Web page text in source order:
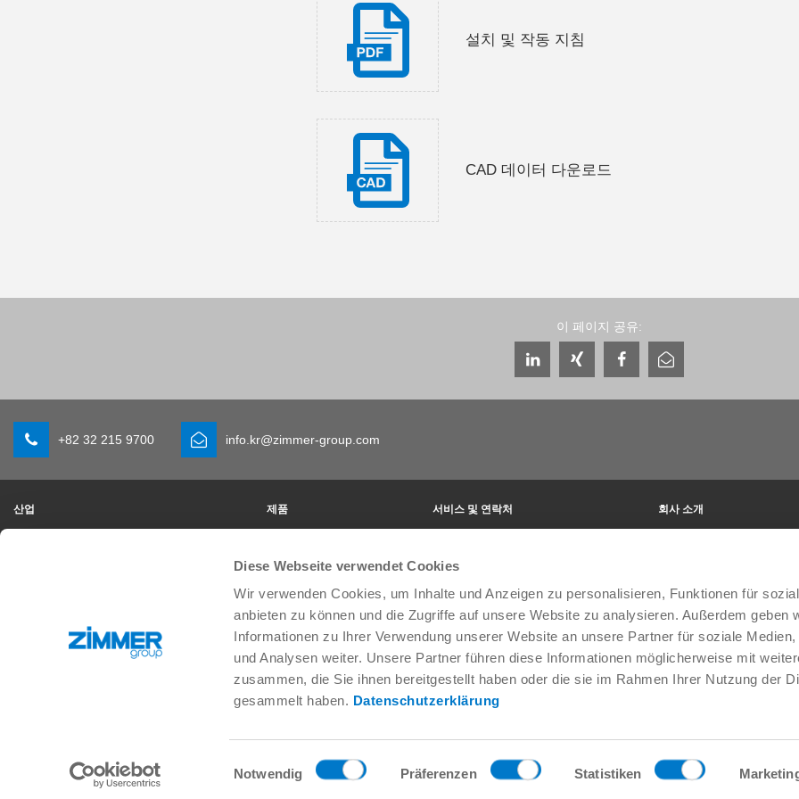
Diese Webseite verwendet Cookies
Wir verwenden Cookies, um Inhalte und Anzeigen zu personalisieren, Funktionen für
anbieten zu können und die Zugriffe auf unsere Website zu analysieren. Außerdem geben
Informationen zu Ihrer Verwendung unserer Website an unsere Partner für soziale Medien,
und Analysen weiter. Unsere Partner führen diese Informationen möglicherweise mit
zusammen, die Sie ihnen bereitgestellt haben oder die sie im Rahmen Ihrer Nutzung der
gesammelt haben. Datenschutzerklärung
Einwilligungsauswahl
Notwendig Präferenzen Statistiken
설치 및 작동 지침
CAD 데이터 다운로드
이 페이지 공유:
+82 32 215 9700 info.kr@zimmer-group.com
산업
모빌리티
로보틱 솔루션
제품
새 소식
시스템 솔루션
공정 기술
SOFT CLOSE
디지털 서비스
제품 검색
서비스 및 연락처
글로벌 상담자
문의 양식
프리세일즈
Service
데이터 제공 / 다운로드
오는 방법
회사 소개
THE KNOW-HOW FACTORY
박람회와 이벤트
품질, 에너지 및 환경 관리
Zimmer Group Awards
일반거래조건
일반거래조건 개인정보 보호정책 사이트 정보 연락처